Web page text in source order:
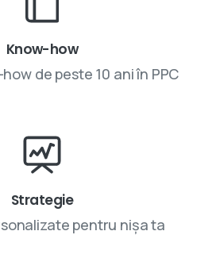
Know-how
de peste 10 ani în PPC
Strategie
pentru nișa ta